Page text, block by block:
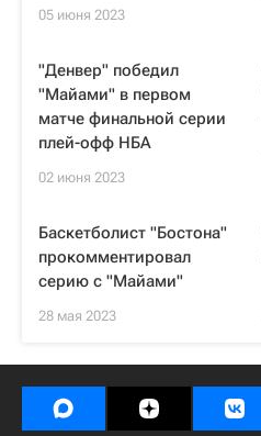
05 июня 2023
"Денвер" победил
"Майами" в первом
матче финальной серии
плей-офф НБА
02 июня 2023
Баскетболист "Бостона"
прокомментировал
серию с "Майами"
28 мая 2023